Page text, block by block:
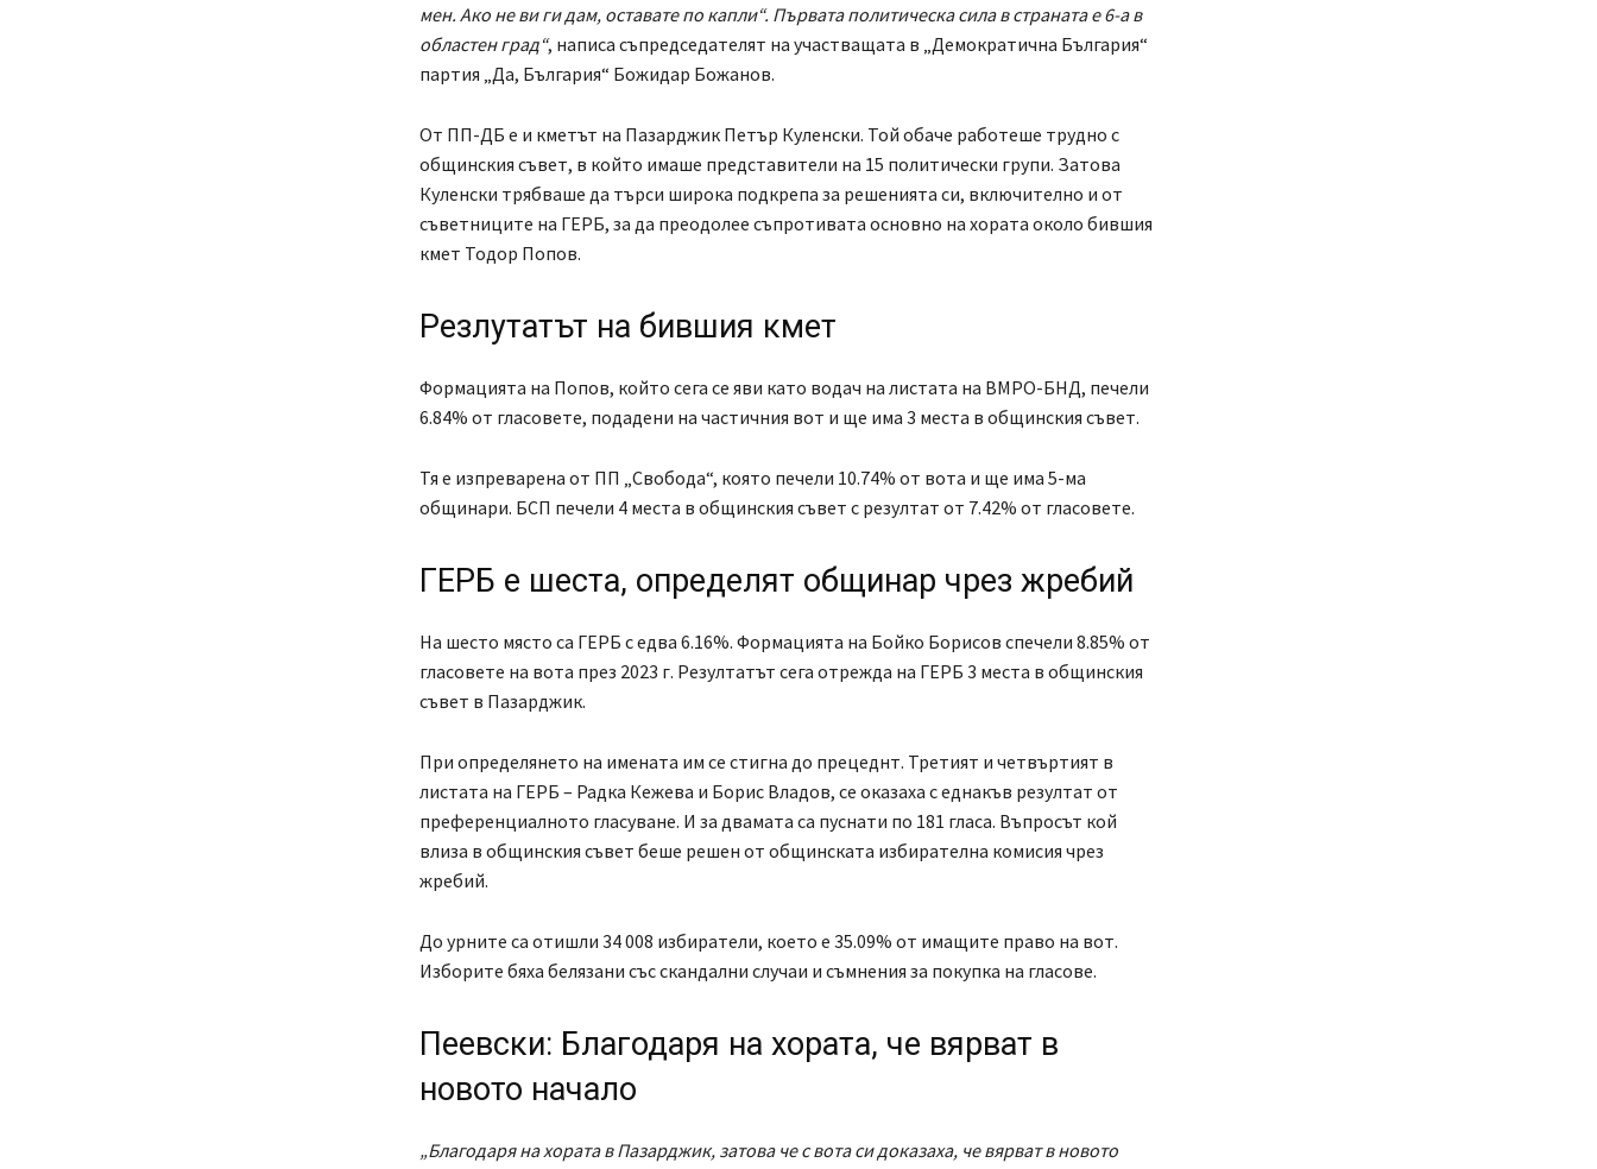
мен. Ако не ви ги дам, оставате по капли“. Първата политическа сила в страната е 6-а в
областен град“, написа съпредседателят на участващата в „Демократична България“
партия „Да, България“ Божидар Божанов.
От ПП-ДБ е и кметът на Пазарджик Петър Куленски. Той обаче работеше трудно с
общинския съвет, в който имаше представители на 15 политически групи. Затова
Куленски трябваше да търси широка подкрепа за решенията си, включително и от
съветниците на ГЕРБ, за да преодолее съпротивата основно на хората около бившия
кмет Тодор Попов.
Резлутатът на бившия кмет
Формацията на Попов, който сега се яви като водач на листата на ВМРО-БНД, печели
6.84% от гласовете, подадени на частичния вот и ще има 3 места в общинския съвет.
Тя е изпреварена от ПП „Свобода“, която печели 10.74% от вота и ще има 5-ма
общинари. БСП печели 4 места в общинския съвет с резултат от 7.42% от гласовете.
ГЕРБ е шеста, определят общинар чрез жребий
На шесто място са ГЕРБ с едва 6.16%. Формацията на Бойко Борисов спечели 8.85% от
гласовете на вота през 2023 г. Резултатът сега отрежда на ГЕРБ 3 места в общинския
съвет в Пазарджик.
При определянето на имената им се стигна до прецеднт. Третият и четвъртият в
листата на ГЕРБ – Радка Кежева и Борис Владов, се оказаха с еднакъв резултат от
преференциалното гласуване. И за двамата са пуснати по 181 гласа. Въпросът кой
влиза в общинския съвет беше решен от общинската избирателна комисия чрез
жребий.
До урните са отишли 34 008 избиратели, което е 35.09% от имащите право на вот.
Изборите бяха белязани със скандални случаи и съмнения за покупка на гласове.
Пеевски: Благодаря на хората, че вярват в
новото начало
„Благодаря на хората в Пазарджик, затова че с вота си доказаха, че вярват в новото